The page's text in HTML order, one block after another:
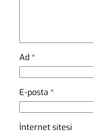
Ad *
E-posta *
İnternet sitesi